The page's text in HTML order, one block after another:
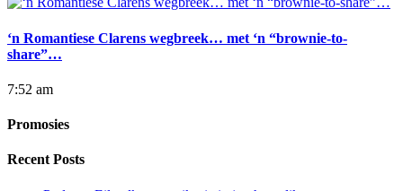
‘n Romantiese Clarens wegbreek… met ‘n “brownie-to-
share”…
7:52 am
Promosies
Recent Posts